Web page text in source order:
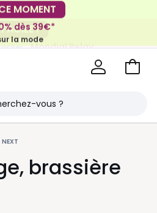
dès 39€*
la mode
FACILE !
Mondial Relay
Voir
NEXT
brassière